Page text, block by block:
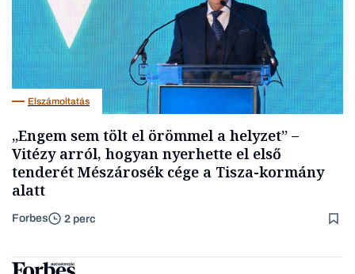
Elszámoltatás
„Engem sem tölt el örömmel a helyzet” –
Vitézy arról, hogyan nyerhette el első
tenderét Mészárosék cége a Tisza-kormány
alatt
Forbes 2 perc